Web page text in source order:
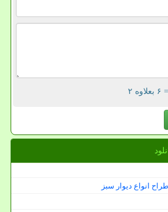
= ۶ بعلاوه ۲
انواع دیوار سبز